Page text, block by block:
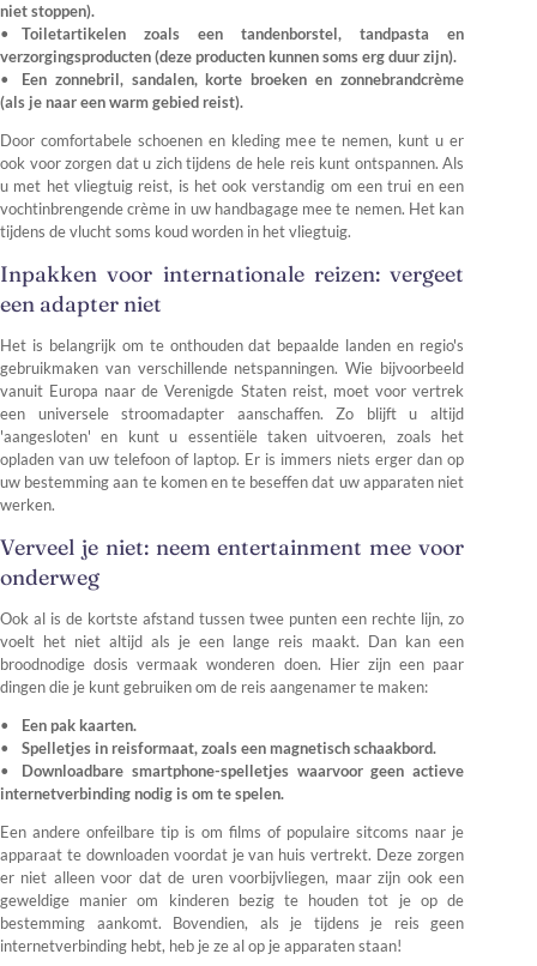
niet stoppen).
Toiletartikelen zoals een tandenborstel, tandpasta en
verzorgingsproducten (deze producten kunnen soms erg duur zijn).
Een zonnebril, sandalen, korte broeken en zonnebrandcrème
(als je naar een warm gebied reist).
Door comfortabele schoenen en kleding mee te nemen, kunt u er
ook voor zorgen dat u zich tijdens de hele reis kunt ontspannen. Als
u met het vliegtuig reist, is het ook verstandig om een trui en een
vochtinbrengende crème in uw handbagage mee te nemen. Het kan
tijdens de vlucht soms koud worden in het vliegtuig.
Inpakken voor internationale reizen: vergeet
een adapter niet
Het is belangrijk om te onthouden dat bepaalde landen en regio's
gebruikmaken van verschillende netspanningen. Wie bijvoorbeeld
vanuit Europa naar de Verenigde Staten reist, moet voor vertrek
een universele stroomadapter aanschaffen. Zo blijft u altijd
'aangesloten' en kunt u essentiële taken uitvoeren, zoals het
opladen van uw telefoon of laptop. Er is immers niets erger dan op
uw bestemming aan te komen en te beseffen dat uw apparaten niet
werken.
Verveel je niet: neem entertainment mee voor
onderweg
Ook al is de kortste afstand tussen twee punten een rechte lijn, zo
voelt het niet altijd als je een lange reis maakt. Dan kan een
broodnodige dosis vermaak wonderen doen. Hier zijn een paar
dingen die je kunt gebruiken om de reis aangenamer te maken:
Een pak kaarten.
Spelletjes in reisformaat, zoals een magnetisch schaakbord.
Downloadbare smartphone-spelletjes waarvoor geen actieve
internetverbinding nodig is om te spelen.
Een andere onfeilbare tip is om films of populaire sitcoms naar je
apparaat te downloaden voordat je van huis vertrekt. Deze zorgen
er niet alleen voor dat de uren voorbijvliegen, maar zijn ook een
geweldige manier om kinderen bezig te houden tot je op de
bestemming aankomt. Bovendien, als je tijdens je reis geen
internetverbinding hebt, heb je ze al op je apparaten staan!